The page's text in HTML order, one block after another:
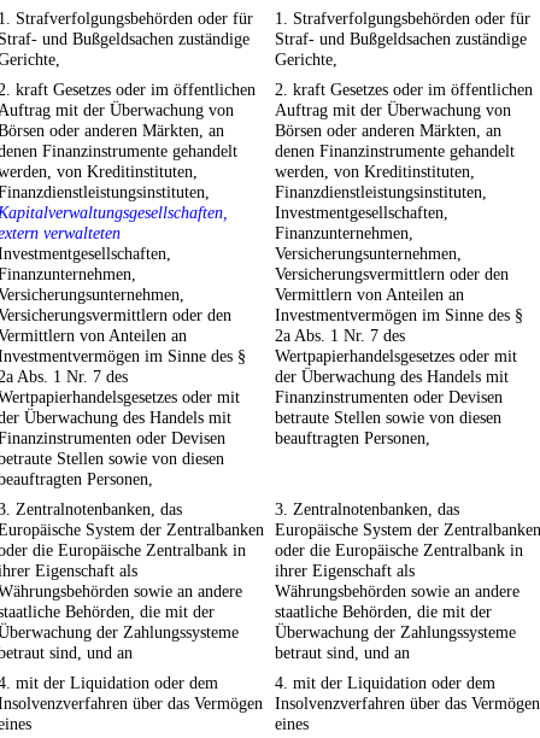
Strafverfolgungsbehörden oder für
und Bußgeldsachen zuständige
1. Strafverfolgungsbehörden oder für
Straf- und Bußgeldsachen zuständige
Gerichte,
kraft Gesetzes oder im öffentlichen
mit der Überwachung von
oder anderen Märkten, an
Finanzinstrumente gehandelt
von Kreditinstituten,
verwalteten
oder den
von Anteilen an
im Sinne des §
Abs. 1 Nr. 7 des
oder mit
Überwachung des Handels mit
oder Devisen
Stellen sowie von diesen
Personen,
2. kraft Gesetzes oder im öffentlichen
Auftrag mit der Überwachung von
Börsen oder anderen Märkten, an
denen Finanzinstrumente gehandelt
werden, von Kreditinstituten,
Finanzdienstleistungsinstituten,
Investmentgesellschaften,
Finanzunternehmen,
Versicherungsunternehmen,
Versicherungsvermittlern oder den
Vermittlern von Anteilen an
Investmentvermögen im Sinne des §
2a Abs. 1 Nr. 7 des
Wertpapierhandelsgesetzes oder mit
der Überwachung des Handels mit
Finanzinstrumenten oder Devisen
betraute Stellen sowie von diesen
beauftragten Personen,
Zentralnotenbanken, das
System der Zentralbanken
die Europäische Zentralbank in
Eigenschaft als
sowie an andere
Behörden, die mit der
der Zahlungssysteme
sind, und an
3. Zentralnotenbanken, das
Europäische System der Zentralbanken
oder die Europäische Zentralbank in
ihrer Eigenschaft als
Währungsbehörden sowie an andere
staatliche Behörden, die mit der
Überwachung der Zahlungssysteme
betraut sind, und an
mit der Liquidation oder dem
über das Vermögen
4. mit der Liquidation oder dem
Insolvenzverfahren über das Vermögen
eines